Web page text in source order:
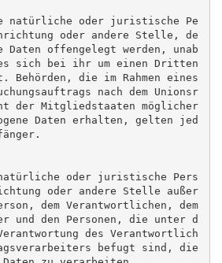
natürliche oder juristische Pe
oder andere Stelle, de
Daten offengelegt werden, unab
sich bei ihr um einen Dritten
Behörden, die im Rahmen eines
nach dem Unionsr
der Mitgliedstaaten möglicher
Daten erhalten, gelten jed
oder juristische Pers
oder andere Stelle außer
dem Verantwortlichen, dem
und den Personen, die unter d
des Verantwortlich
befugt sind, die